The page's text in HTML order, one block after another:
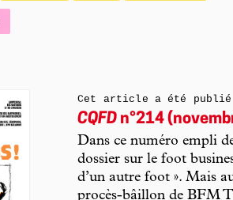
Cet article a été publié
CQFD n°214
Dans ce numéro empli
dossier sur le foot
d’un autre foot ». Mais
procès-bâillon de BFM